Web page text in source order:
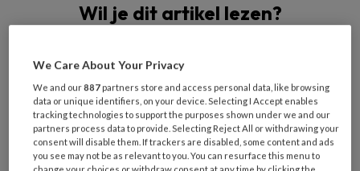
Wil je dit artikel lezen?
artikelen gratis per maand
Al een account of abonnement?Log dan in
Wat
We Care About Your Privacy
We and our887 partners store and access personal data, like browsing
data or unique identifiers, on your device. Selecting I Accept enables
tracking technologies to support the purposes shown under we and our
partners process data to provide. Selecting Reject All or withdrawing your
consent will disable them. If trackers are disabled, some content and ads
you see may not be as relevant to you. You can resurface this menu to